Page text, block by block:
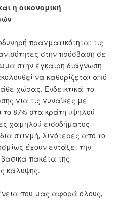
η οικονομική
πραγματικότητα: τις
στην πρόσβαση σε
στην έγκαιρη διάγνωση
να καθορίζεται από
χώρας. Ενδεικτικά, το
για τις γυναίκες με
το 87% στα κράτη υψηλού
χαμηλού εισοδήματος
στιγμή, λιγότερες από το
έχουν εντάξει την
πακέτα της
κάλυψης.
που μας αφορά όλους,